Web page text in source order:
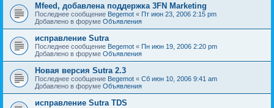
Mfeed, добавлена поддержка 3FN Marketing
Последнее сообщение Begemot « Пт июн 23, 2006 2:15 pm
Добавлено в форуме Объявления
исправление Sutra
Последнее сообщение Begemot « Пн июн 19, 2006 2:20 pm
Добавлено в форуме Объявления
Новая версия Sutra 2.3
Последнее сообщение Begemot « Сб июн 10, 2006 9:41 am
Добавлено в форуме Объявления
исправление Sutra TDS